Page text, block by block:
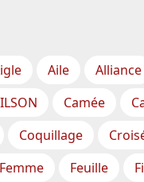
Aile Alliance
Camée
Coquillage
Femme Feuille